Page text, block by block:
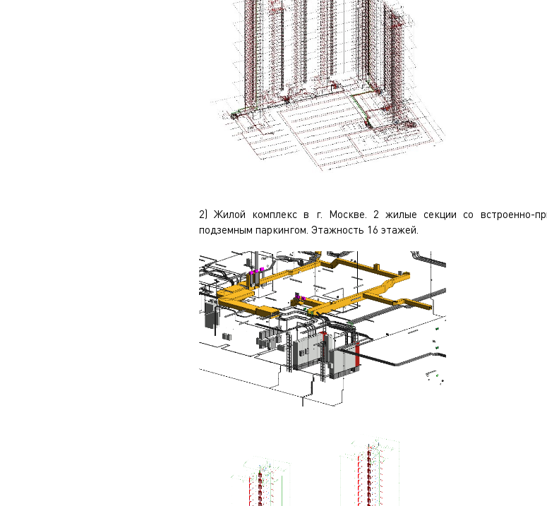
2) Жилой комплекс в г. Москве. 2 жилые секции со встроенно-
подземным паркингом. Этажность 16 этажей.